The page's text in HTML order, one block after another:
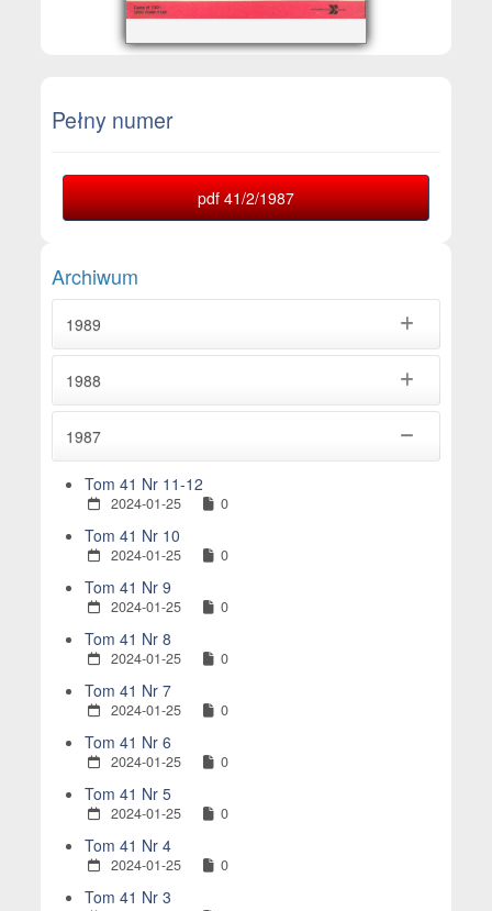
Pełny numer
pdf 41/2/1987
Archiwum
1989
1988
1987
Tom 41 Nr 11-12
2024-01-25 0
Tom 41 Nr 10
2024-01-25 0
Tom 41 Nr 9
2024-01-25 0
Tom 41 Nr 8
2024-01-25 0
Tom 41 Nr 7
2024-01-25 0
Tom 41 Nr 6
2024-01-25 0
Tom 41 Nr 5
2024-01-25 0
Tom 41 Nr 4
2024-01-25 0
Tom 41 Nr 3